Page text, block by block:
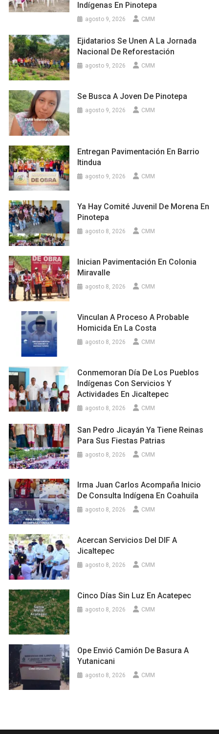
Indígenas En Pinotepa
agosto 9, 2026 CMM
Ejidatarios Se Unen A La Jornada
Nacional De Reforestación
agosto 9, 2026 CMM
Se Busca A Joven De Pinotepa
agosto 9, 2026 CMM
Entregan Pavimentación En Barrio
Itindua
agosto 9, 2026 CMM
Ya Hay Comité Juvenil De Morena En
Pinotepa
agosto 8, 2026 CMM
Inician Pavimentación En Colonia
Miravalle
agosto 8, 2026 CMM
Vinculan A Proceso A Probable
Homicida En La Costa
agosto 8, 2026 CMM
Conmemoran Día De Los Pueblos
Indígenas Con Servicios Y
Actividades En Jicaltepec
agosto 8, 2026 CMM
San Pedro Jicayán Ya Tiene Reinas
Para Sus Fiestas Patrias
agosto 8, 2026 CMM
Irma Juan Carlos Acompaña Inicio
De Consulta Indígena En Coahuila
agosto 8, 2026 CMM
Acercan Servicios Del DIF A
Jicaltepec
agosto 8, 2026 CMM
Cinco Días Sin Luz En Acatepec
agosto 8, 2026 CMM
Ope Envió Camión De Basura A
Yutanicani
agosto 8, 2026 CMM